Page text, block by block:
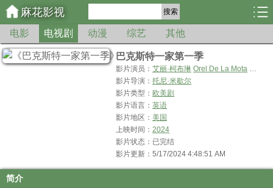
麻花影视 搜索
电影 电视剧 动漫 综艺 其他
巴克斯特一家第一季
影片演员：艾丽·柯布琳 Orel De La Mota 乔什·
影片导演：托尼·米歇尔
影片类型： 欧美剧
影片语言：英语
影片地区：美国
上映时间：2024
影片状态：已完结
影片更新：5/17/2024 4:48:51 AM
简介